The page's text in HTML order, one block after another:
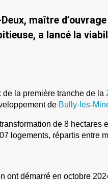
maître
a lancé la
de la première tranche de la
de Bully-les-
de 8 hectares
logements, répartis entre
ont démarré en octobre